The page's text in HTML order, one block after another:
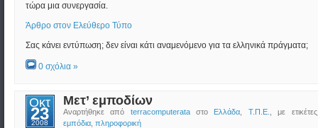
τώρα μια συνεργασία.
Άρθρο στον Ελεύθερο Τύπο
Σας κάνει εντύπωση; δεν είναι κάτι αναμενόμενο για τα ελληνικά πράγματα;
0 σχόλια »
Οκτ
23
2008
Μετ’ εμποδίων
Αναρτήθηκε από terracomputerataστο Ελλάδα Τ.Π.Ε.
, με
εμπόδια, πληροφορική